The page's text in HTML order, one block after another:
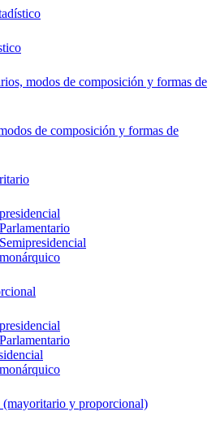
modos de composición y formas de
de composición y formas de
y proporcional)